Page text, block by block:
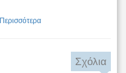
Περισσότερα
Σχόλια